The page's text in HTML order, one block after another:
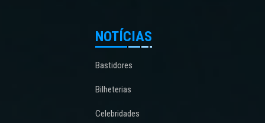
NOTÍCIAS
Bastidores
Bilheterias
Celebridades